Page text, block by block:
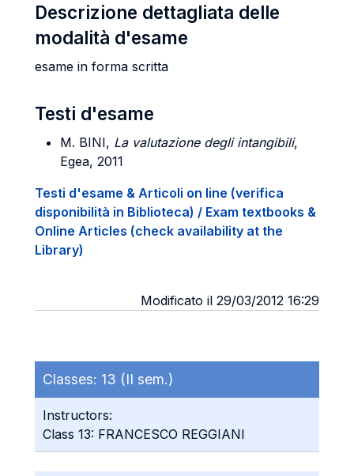
Descrizione dettagliata delle
modalità d'esame
esame in forma scritta
Testi d'esame
M. BINI, La valutazione degli intangibili,
Egea, 2011
Testi d'esame & Articoli on line (verifica
disponibilità in Biblioteca) / Exam textbooks &
Online Articles (check availability at the
Library)
Modificato il 29/03/2012 16:29
Classes: 13 (II sem.)
Instructors:
Class 13: FRANCESCO REGGIANI